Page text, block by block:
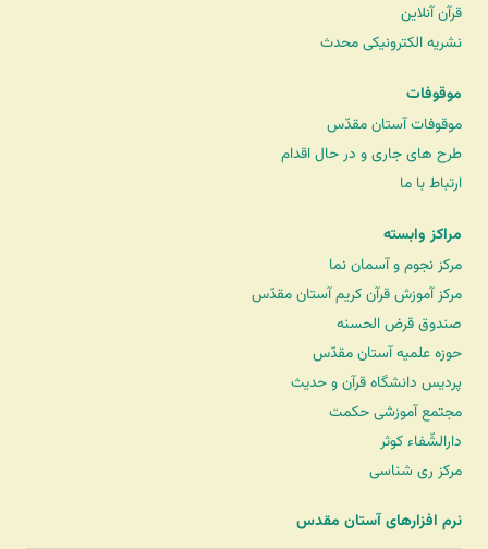
قرآن آنلاین
نشریه الکترونیکی محدث
موقوفات
موقوفات آستان مقدّس
طرح های جاری و در حال اقدام
ارتباط با ما
مراکز وابسته
مرکز نجوم و آسمان نما
مرکز آموزش قرآن کریم آستان مقدّس
صندوق قرض الحسنه
حوزه علمیه آستان مقدّس
پردیس دانشگاه قرآن و حدیث
مجتمع آموزشی حکمت
دارالشّفاء کوثر
مرکز ری شناسی
نرم افزارهای آستان مقدس